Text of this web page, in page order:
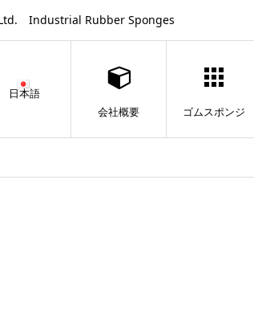
Ltd. Industrial Rubber Sponges
日本語
会社概要
ゴムスポンジ